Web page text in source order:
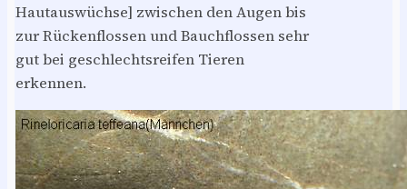
Hautauswüchse] zwischen den Augen bis
zur Rückenflossen und Bauchflossen sehr
gut bei geschlechtsreifen Tieren
erkennen.